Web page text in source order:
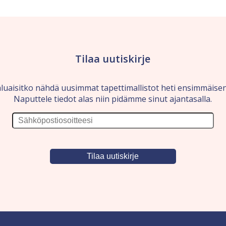
Tilaa uutiskirje
nähdä uusimmat tapettimallistot heti
Naputtele tiedot alas niin pidämme sinut ajantasalla.